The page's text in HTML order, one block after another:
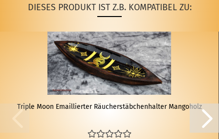
DIESES PRODUKT IST Z.B. KOMPATIBEL ZU:
Trip­le Moon Email­lier­ter Räu­cher­stäb­chen­hal­ter Mang­o­holz